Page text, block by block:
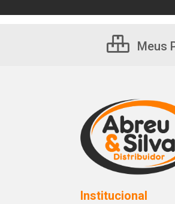
Meus
Institucional